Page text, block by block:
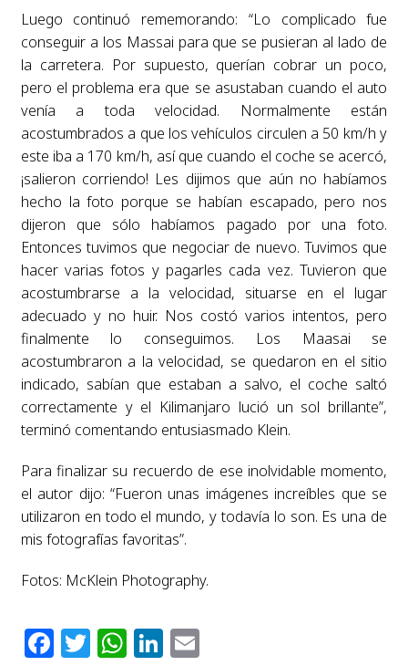
Luego continuó rememorando: “Lo complicado fue
conseguir a los Massai para que se pusieran al lado de
la carretera. Por supuesto, querían cobrar un poco,
pero el problema era que se asustaban cuando el auto
venía a toda velocidad. Normalmente están
acostumbrados a que los vehículos circulen a 50 km/h y
este iba a 170 km/h, así que cuando el coche se acercó,
¡salieron corriendo! Les dijimos que aún no habíamos
hecho la foto porque se habían escapado, pero nos
dijeron que sólo habíamos pagado por una foto.
Entonces tuvimos que negociar de nuevo. Tuvimos que
hacer varias fotos y pagarles cada vez. Tuvieron que
acostumbrarse a la velocidad, situarse en el lugar
adecuado y no huir. Nos costó varios intentos, pero
finalmente lo conseguimos. Los Maasai se
acostumbraron a la velocidad, se quedaron en el sitio
indicado, sabían que estaban a salvo, el coche saltó
correctamente y el Kilimanjaro lució un sol brillante”,
terminó comentando entusiasmado Klein.
Para finalizar su recuerdo de ese inolvidable momento,
el autor dijo: “Fueron unas imágenes increíbles que se
utilizaron en todo el mundo, y todavía lo son. Es una de
mis fotografías favoritas”.
Fotos: McKlein Photography.
Facebook
Twitter
WhatsApp
LinkedIn
Email